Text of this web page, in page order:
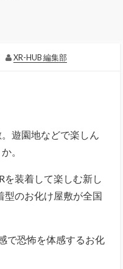
XR-HUB 編集部
遊園地などで楽しん
。
を装着して楽しむ新し
型のお化け屋敷が全国
で恐怖を体感するお化